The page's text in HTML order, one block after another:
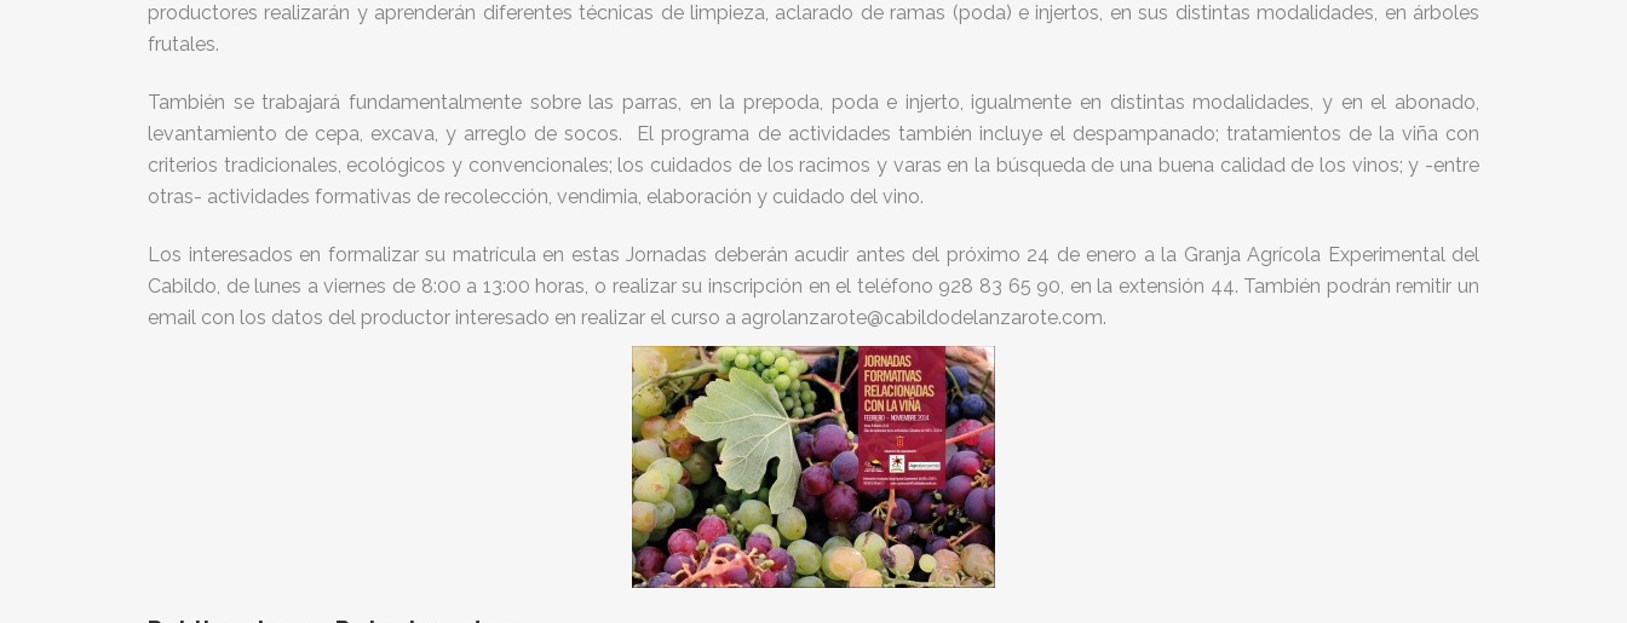
productores realizarán y aprenderán diferentes técnicas de limpieza, aclarado de ramas (poda) e injertos, en sus distintas modalidades, en árboles
frutales.
También se trabajará fundamentalmente sobre las parras, en la prepoda, poda e injerto, igualmente en distintas modalidades, y en el abonado,
levantamiento de cepa, excava, y arreglo de socos. El programa de actividades también incluye el despampanado; tratamientos de la viña con
criterios tradicionales, ecológicos y convencionales; los cuidados de los racimos y varas en la búsqueda de una buena calidad de los vinos; y -entre
otras- actividades formativas de recolección, vendimia, elaboración y cuidado del vino.
Los interesados en formalizar su matrícula en estas Jornadas deberán acudir antes del próximo 24 de enero a la Granja Agrícola Experimental del
Cabildo, de lunes a viernes de 8:00 a 13:00 horas, o realizar su inscripción en el teléfono 928 83 65 90, en la extensión 44. También podrán remitir un
email con los datos del productor interesado en realizar el curso a agrolanzarote@cabildodelanzarote.com.